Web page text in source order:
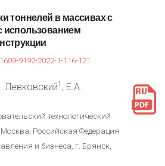
тоннелей вмассивахс
использованием
9192-2022-1-116-121
Левковский1 , Е.А.
технологический
Российская Федерация
и бизнеса, г. Брянск,